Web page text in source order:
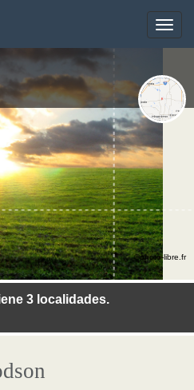
Toggle
3 localidades.
©photo-libre.fr
Toggle